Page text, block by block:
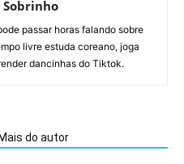
passar horas falando sobre
livre estuda coreano, joga
dancinhas do Tiktok.
Mais do autor